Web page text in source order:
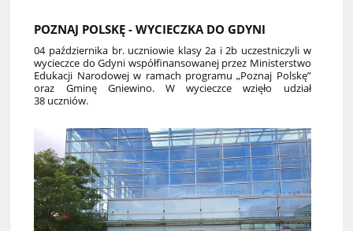
POZNAJ POLSKĘ - WYCIECZKA DO GDYNI
04 października br. uczniowie klasy 2a i 2b uczestniczyli w
wycieczce do Gdyni współfinansowanej przez Ministerstwo
Edukacji Narodowej w ramach programu „Poznaj Polskę”
oraz Gminę Gniewino. W wycieczce wzięło udział
38 uczniów.